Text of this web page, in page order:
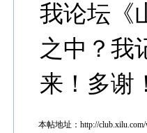
我论坛《
之中？我
来！多谢！
本帖地址：http://